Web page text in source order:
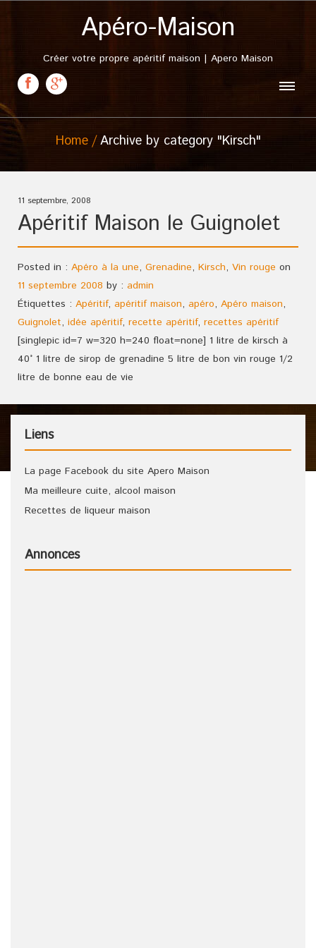
Apéro-Maison
Créer votre propre apéritif maison | Apero Maison
Home Archive by category "Kirsch"
11 septembre, 2008
Apéritif Maison le Guignolet
Posted in : Apéro à la une, Grenadine, Kirsch, Vin rouge on
11 septembre 2008 by : admin
Étiquettes : Apéritif, apéritif maison, apéro, Apéro maison,
Guignolet, idée apéritif, recette apéritif, recettes apéritif
[singlepic id=7 w=320 h=240 float=none] 1 litre de kirsch à
40° 1 litre de sirop de grenadine 5 litre de bon vin rouge 1/2
litre de bonne eau de vie
Liens
La page Facebook du site Apero Maison
Ma meilleure cuite, alcool maison
Recettes de liqueur maison
Annonces